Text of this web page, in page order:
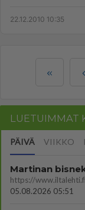
22.12.2010 10:35
LUETUIMMAT
PÄIVÄ VIIKKO
Martinan
05.08.2026 05:51